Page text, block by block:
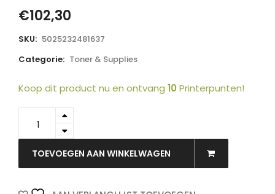
€102,30
SKU: 5025232481637
Categorie: Toner & Supplies
Koop dit product nu en ontvang 10 Printerpunten!
5575
-
PANASONIC
Toner
10.000vel
TOEVOEGEN AAN WINKELWAGEN